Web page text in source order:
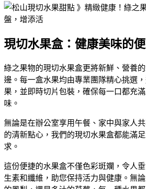
現切水果盒：健康美味的
綠之果物的現切水果盒更將新鮮、營養
邊。每一盒水果均由專業團隊精心挑選
果，並即時切片包裝，確保每一口都充
味。
無論是在辦公室享用午餐、家中與家人
的清新點心，我們的現切水果盒都能滿
求。
這份便捷的水果盒不僅色彩斑斕，令人
生素和纖維，助您保持活力與健康。無